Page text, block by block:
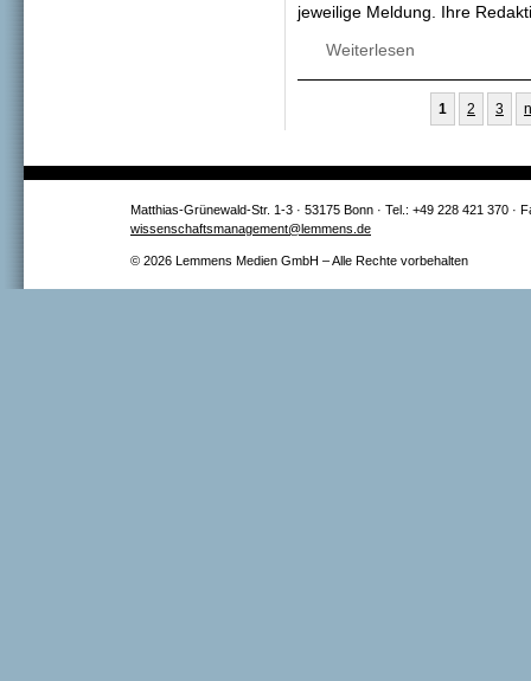
jeweilige Meldung. Ihre
Weiterlesen
1 2 3
Matthias-Grünewald-Str. 1-3 · 53175 Bonn · Tel.: +49 228 421 370 ·
wissenschaftsmanagement@lemmens.de
© 2026 Lemmens Medien GmbH – Alle Rechte vorbehalten